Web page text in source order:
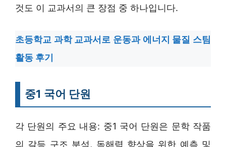
것도 이 교과서의 큰 장점 중 하나입니다.
초등학교 과학 교과서로 운동과 에너지 물질 스팀
활동 후기
중1 국어 단원
각 단원의 주요 내용: 중1 국어 단원은 문학 작품
의 갈등 구조 분석, 독해력 향상을 위한 예측 및